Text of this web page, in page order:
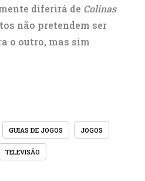
diferirá de Colinas
não pretendem ser
o outro, mas sim
GUIAS DE JOGOS JOGOS
TELEVISÃO